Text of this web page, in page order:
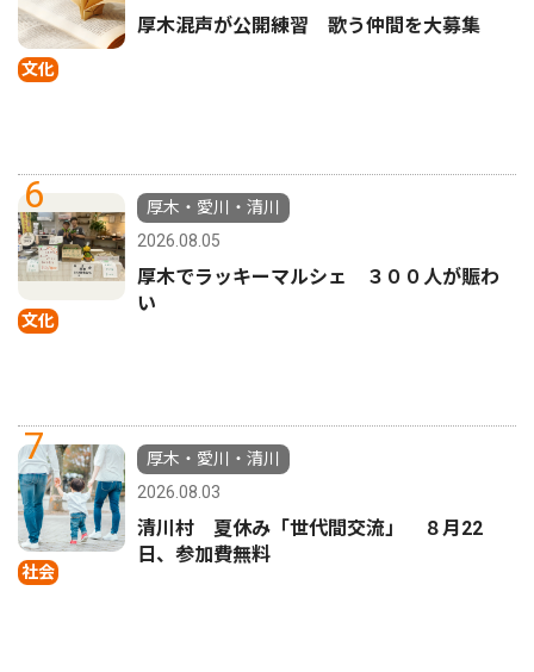
文化
厚木混声が公開練習 歌う仲間を大募集
6
文化
厚木・愛川・清川
2026.08.05
厚木でラッキーマルシェ ３００人が賑わ
い
7
社会
厚木・愛川・清川
2026.08.03
清川村 夏休み「世代間交流」 ８月22
日、参加費無料